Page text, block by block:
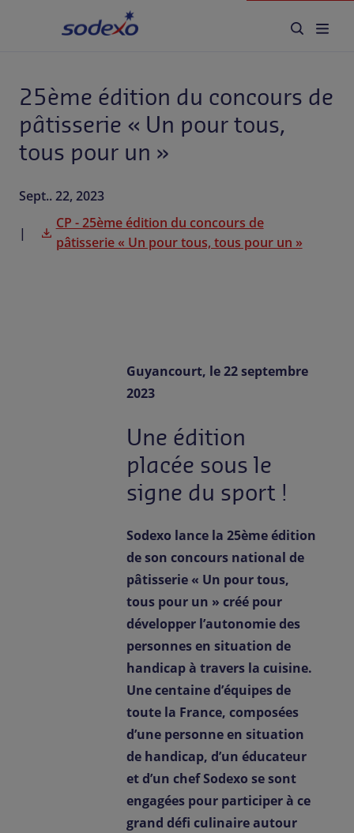
tous pour un »
Secteurs
Marques et Services
Responsabilité d'entreprise
25ème édition du concours de
pâtisserie « Un pour tous,
tous pour un »
Sept.. 22, 2023
CP - 25ème édition du concours de
pâtisserie « Un pour tous, tous pour un »
Guyancourt, le 22 septembre
2023
Une édition
placée sous le
signe du sport !
Sodexo lance la 25ème édition
de son concours national de
pâtisserie « Un pour tous,
tous pour un » créé pour
développer l’autonomie des
personnes en situation de
handicap à travers la cuisine.
Une centaine d’équipes de
toute la France, composées
d’une personne en situation
de handicap, d’un éducateur
et d’un chef Sodexo se sont
engagées pour participer à ce
grand défi culinaire autour